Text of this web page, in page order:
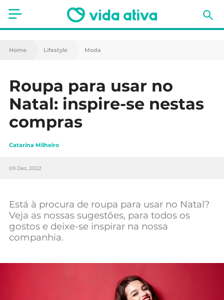
Saúde
Nutrição
Receitas
Fitness
Mães e Bebés
Home Lifestyle Moda
Roupa para usar no
Natal: inspire-se nestas
compras
Catarina Milheiro
09 Dez, 2022
Está à procura de roupa para usar no Natal?
Veja as nossas sugestões, para todos os
gostos e deixe-se inspirar na nossa
companhia.